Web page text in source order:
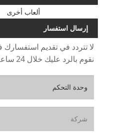
ألعاب أخرى
إرسال استفسار
لا تتردد في تقديم
نقوم بالرد عليك خلال 24 ساعة.